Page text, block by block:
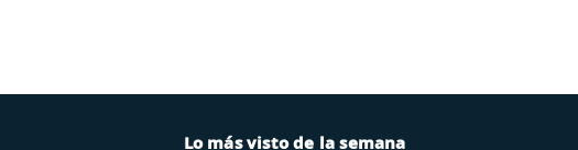
Lo más visto de la semana